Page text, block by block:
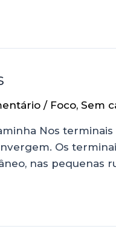
/ Foco, Sem
Nos
Os
nas pequenas